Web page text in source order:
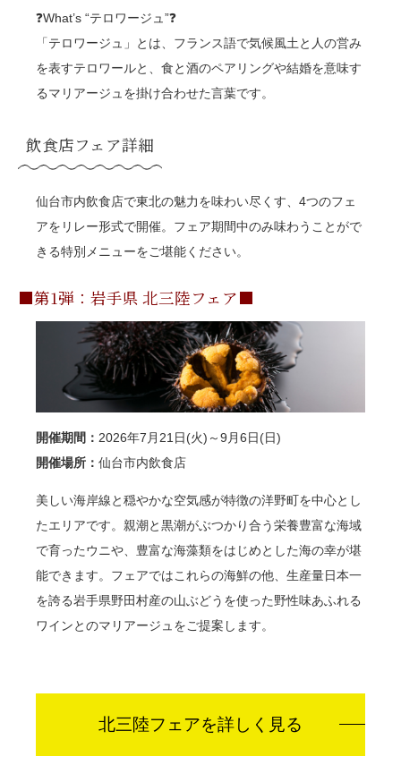
❓️What’s “テロワージュ”❓️
「テロワージュ」とは、フランス語で気候風土と人の営み
を表すテロワールと、食と酒のペアリングや結婚を意味す
るマリアージュを掛け合わせた言葉です。
飲食店フェア詳細
仙台市内飲食店で東北の魅力を味わい尽くす、4つのフェ
アをリレー形式で開催。フェア期間中のみ味わうことがで
きる特別メニューをご堪能ください。
■第1弾：岩手県 北三陸フェア■
開催期間： 2026年7月21日(火)～9月6日(日)
開催場所： 仙台市内飲食店
美しい海岸線と穏やかな空気感が特徴の洋野町を中心とし
たエリアです。親潮と黒潮がぶつかり合う栄養豊富な海域
で育ったウニや、豊富な海藻類をはじめとした海の幸が堪
能できます。フェアではこれらの海鮮の他、生産量日本一
を誇る岩手県野田村産の山ぶどうを使った野性味あふれる
ワインとのマリアージュをご提案します。
北三陸フェアを詳しく見る